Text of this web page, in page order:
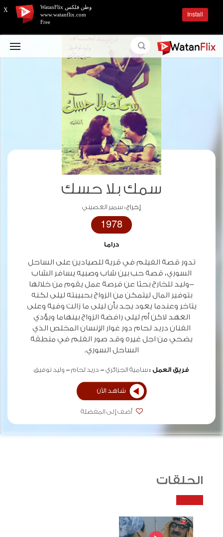
سمك بلا حسك
إخراج :سمير الغصيني
1978
دراما
تدور قصة الفيلم في قرية للصيادين على الساحل
السوري، قصة حب بين شاب وصبيه يسافر الشاب
-وليد للخارج بحثا عن فرصة عمل يقوم من خلالها
بتوفير المال ليتمكن من الزواج بحبيبته ليلى لكنه
يتاخر وعندما يعود يجد بأن ليلى ما زالت وفية وعلى
العهد لاكن أم ليلى رافضة الزواج بينهاما ويؤدي
الفنان دريد لحام دور غوار الإنسان المخلص الذي
يضحي من اجل غيره وقد صور الفلم في منطقة
الساحل السوري.
فريق العمل :سامية الجزائري دريد لحام وليد توفيق
شاهد الآن
أضف إلى المفضلة
الحلقات
X
وطن فلكس WatanFlix
www.watanflix.com
Free
Install